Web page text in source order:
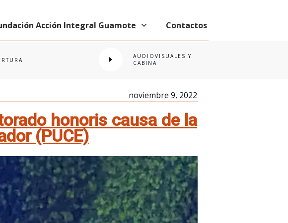
Acción Integral Guamote Contactos
AUDIOVISUALES Y
CABINA
noviembre 9, 2022
honoris causa de la
(PUCE)